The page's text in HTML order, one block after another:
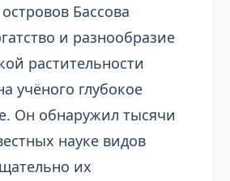
Бассова
и разнообразие
растительности
учёного глубокое
Он обнаружил тысячи
науке видов
их